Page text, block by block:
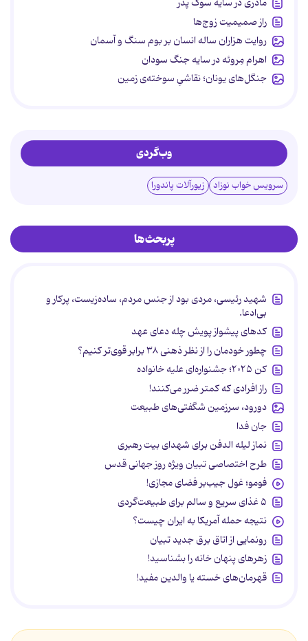
راز صمیمیت زوج‌ها
روایت هزاران ساله انسان بر بوم سنگ و آسمان
اهرام مِروئه در سایه جنگ سودان
جنگل‌های یونان؛ نقاشیِ سوخته‌ی زمین
وب‌گردی
سرویس خواب نوزاد زیورآلات پاندورا
پربحث‌ها
شهید رئیسی، مردی بود از جنس مردم، ساده‌زیست، پرکار و
بی‌ادعا.
کدهای پیشواز پویش چله دعای عهد
چطور خودمان را از نظر ذهنی ۳۸ برابر قوی‌تر کنیم؟
کن ۲۰۲۵؛ جشنواره‌ای علیه خانواده
راز افرادی که کمتر ضرر می‌کنند!
دورود، سرزمین شگفتی‌های طبیعت
جان فدا
نماز لیله الدفن برای شهدای بیت رهبری
طرح اختصاصی تبیان ویژه روز جهانی قدس
فومو؛ غول جیب‌بر فضای مجازی!
۵ غذای سریع و سالم برای طبیعت‌گردی
نتیجه حمله آمریکا به ایران چیست؟
رونمایی از اتاق برق جدید تبیان
زهرهای پنهان خانه را بشناسید!
قهرمان‌های خسته یا والدین مفید!